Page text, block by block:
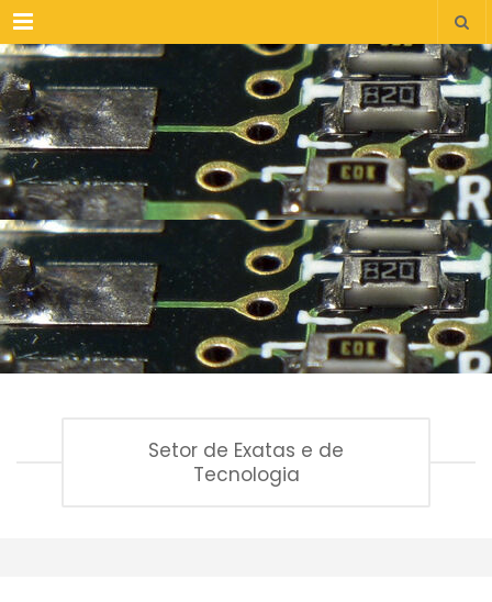
Menu
Setor de Exatas e de
Tecnologia